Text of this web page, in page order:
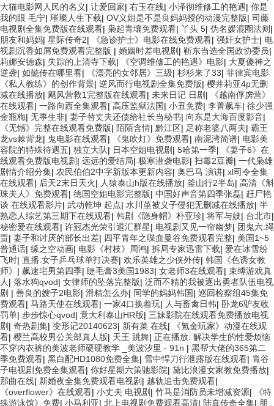
大猫电影网人民的名义| 让爱回家| 右玉在线| 小泽彻维修工的艳遇| 你是
我的眼 毛宁| 璀璨人生下载| OV义姐是不是良妈妈授的动漫完整版| 司藤
电视剧全集免费版在线观看| 枭起青壤免费观看| 丫头 5| 伪名媛混圈法则 |
朋友和妈妈| 星际传奇2| 《急诊护士》电影在线免费观看| 强奸女护士| 电
视剧沉香如屑免费观看完整版 | 婚姻时差电视剧 | 靳东当选全国政协委员|
莉娜安德森| 失踪的上清寺下载| 《空调维修工的艳遇》电影| 大夏傻神之
逆袭| 如懿传在哪里看| 《漂亮的女邻居》三级| 杉杉来了33| 菲律宾电影
《私人教练》的创作背景| 逆风而行电视剧全集免费版| 樱井莉亚4p无删
减在线播放| 飓风营救1完整版在线观看| 未来日记 日剧 |
《越南俘虏营》
在线观看| 一路向西全集观看| 高压监狱法国| 小丑免费| 李菁飙车| 徐少强
金瓶梅| 无事生非| 妻子替丈夫还债给社长当秘书| 向东是大海百度影音|
《无憾》完整在线观看免费版| 陌陌含情| 黔江区| 足称老婆八两夫| 霸王
龙vs棘背龙| 鬼电影在线观看| 《鬼吹灯》免费观看| 南泥湾简谱| 电影美
容院的特殊待遇五| 独立大队| 日本空姐电视剧 | 5哈第一季|
《妻子6》在
线观看免费版电视剧 | 远远的爱结局| 极寒潜袭电影| 扫毒2豆瓣| 一代枭雄
剧情介绍分集| 农民伯伯2中字新版本更新内容| 奥巴马 演讲| xl司令全集
在线观看| 后天2末日天火| 人猿泰山h版在线播放| 釜山行2半岛| 高清《斛
珠夫人》免费观看| 德国空姐电影完整版| 中国好声音第四季张磊| 赶尸艳
谈 在线观看影片| 武动乾坤 起点| 水川堇被义子侵犯无删减在线播放| 半
熟恋人综艺第三期下在线观看| 韩剧《隐身帽》朴亚珍| 将军与妓| 台北市|
秘密爱在线观看| 许冠杰光荣引退汇群星| 电视剧又见一帘幽梦| 团鬼六:绳
责| 妻子和讨厌的部长出差| 四平青年之喋血曼谷免费观看完整| 美国1~5
普通话| 缘之空动画| 电影《村枝》周鸿| 拆局专家迅雷下载| 爱在冰雪纷
飞时| 直播:女子乒乓球单打决赛| 欢乐英雄之少侠外传| 韩国《色诱女教
师》 | 飙速宅男第四季| 睫毛膏3美国1983| 女老师3在线观看| 束缚游戏真
人| 落水狗qvod| 女律师的坠落完整版| 泛而不精的我被逐出勇者队伍电视
剧 | 善良的嫂子2电影| 滑精怎么办| 同学的妈妈韩国| 巡回检察组45集免
费观看| 马路天使在线观看| 一家4口换着玩| 人与畜禽日韩| 卧龙6驴友收
罚单| 步步惊心qvod| 意大利泰山HR版| 三妹影院在线观看免费播放电视
剧 | 奇热剧集| 变形记20140623| 新有菜 在线|
《氪金玩家》动漫在线观
看| 樱兰高校男公关部真人版| 天王 跳舞| 正在播放: 解决学生的性爱烦恼
不穿内衣裤的美波老师硬硬教学 _美波汐里 - 91n | 黑帮大佬的365第二
季免费观看| 黑白配HD1080免费全集| 雪中悍刀行泄露版在线观看| 青谷
子电视剧免费全集观看| 你好星期六策驰影院| 黛比浪漫女家教免费播放|
那曲在线| 新婚夜全集免费观看电视剧 | 越轨追击免费观看|
《overflower》在线观看| 小丈夫 电视剧 | 竹马是消防员未增减资源|
《特
殊游泳馆》免费| 小马利亚| 北上电视剧免费观看高清| 陆真传奇全集| 朋